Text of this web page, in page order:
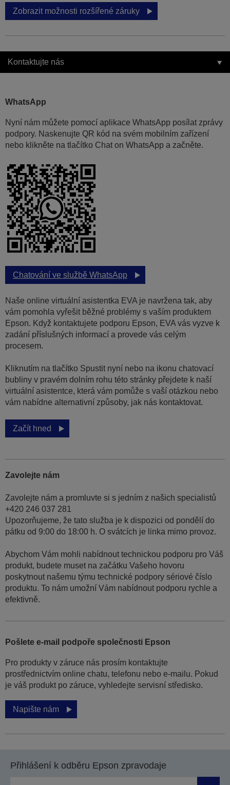
Zobrazit možnosti rozšířené záruky
Kontaktujte nás
WhatsApp
Nyní nám můžete pomocí aplikace WhatsApp posílat zprávy
podpory. Naskenujte QR kód na svém mobilním zařízení
nebo klikněte na tlačítko Chat on WhatsApp a začněte.
Chatování ve službě WhatsApp
Naše online virtuální asistentka EVA je navržena tak, aby
vám pomohla vyřešit běžné problémy s vaším produktem
Epson. Když kontaktujete podporu Epson, EVA vás vyzve k
zadání příslušných informací a provede vás celým
procesem.
Kliknutím na tlačítko Spustit nyní nebo na ikonu chatovací
bubliny v pravém dolním rohu této stránky přejdete k naší
virtuální asistentce, která vám pomůže s vaší otázkou nebo
vám nabídne alternativní způsoby, jak nás kontaktovat.
Začít hned
Zavolejte nám
Zavolejte nám a promluvte si s jedním z našich specialistů
+420 246 037 281
Upozorňujeme, že tato služba je k dispozici od pondělí do
pátku od 9:00 do 18:00 h. O svátcích je linka mimo provoz.
Abychom Vám mohli nabídnout technickou podporu pro Váš
produkt, budete muset na začátku Vašeho hovoru
poskytnout našemu týmu technické podpory sériové číslo
produktu. To nám umožní Vám nabídnout podporu rychle a
efektivně.
Pošlete e-mail podpoře společnosti Epson
Pro produkty v záruce nás prosím kontaktujte
prostřednictvím online chatu, telefonu nebo e-mailu. Pokud
je váš produkt po záruce, vyhledejte servisní středisko.
Napište nám
Přihlášení k odběru Epson zpravodaje